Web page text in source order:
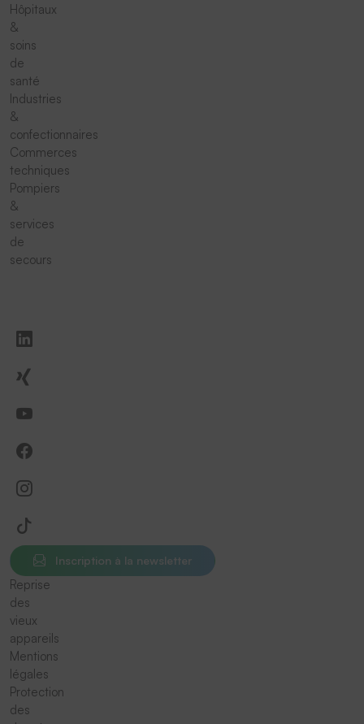
Hôpitaux
&
soins
de
santé
Industries
&
confectionnaires
Commerces
techniques
Pompiers
&
services
de
secours
Inscription à la newsletter
Reprise
des
vieux
appareils
Mentions
légales
Protection
des